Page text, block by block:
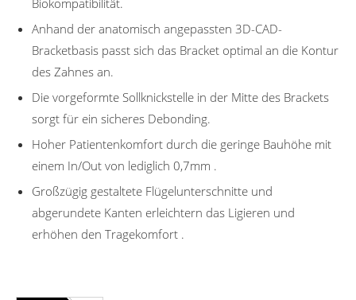
Biokompatibilität.
Anhand der anatomisch angepassten 3D-CAD-
Bracketbasis passt sich das Bracket optimal an die Kontur
des Zahnes an.
Die vorgeformte Sollknickstelle in der Mitte des Brackets
sorgt für ein sicheres Debonding.
Hoher Patientenkomfort durch die geringe Bauhöhe mit
einem In/Out von lediglich 0,7mm .
Großzügig gestaltete Flügelunterschnitte und
abgerundete Kanten erleichtern das Ligieren und
erhöhen den Tragekomfort .